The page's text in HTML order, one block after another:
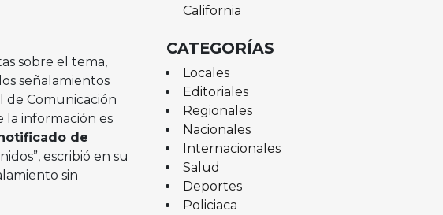
sobre el tema,
señalamientos
de Comunicación
la información es
de
escribió en su
sin
California
CATEGORÍAS
Locales
Editoriales
Regionales
Nacionales
Internacionales
Salud
Deportes
Policiaca